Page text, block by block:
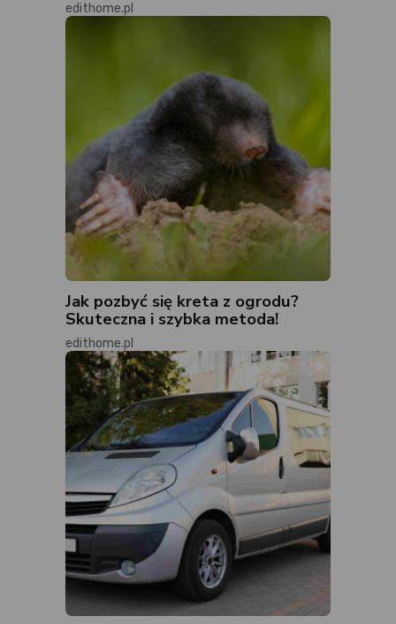
edithome.pl
Jak pozbyć się kreta z ogrodu?
Skuteczna i szybka metoda!
edithome.pl